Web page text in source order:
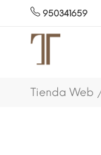
950341659
Tienda Web